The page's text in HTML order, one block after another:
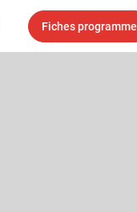
Fiches programme